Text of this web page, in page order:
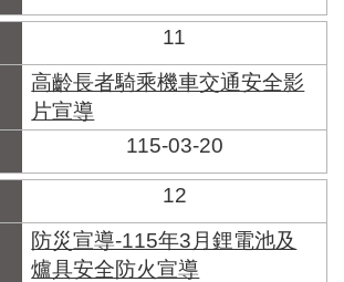
11
高齡長者騎乘機車交通安全影
片宣導
115-03-20
12
防災宣導-115年3月鋰電池及
爐具安全防火宣導